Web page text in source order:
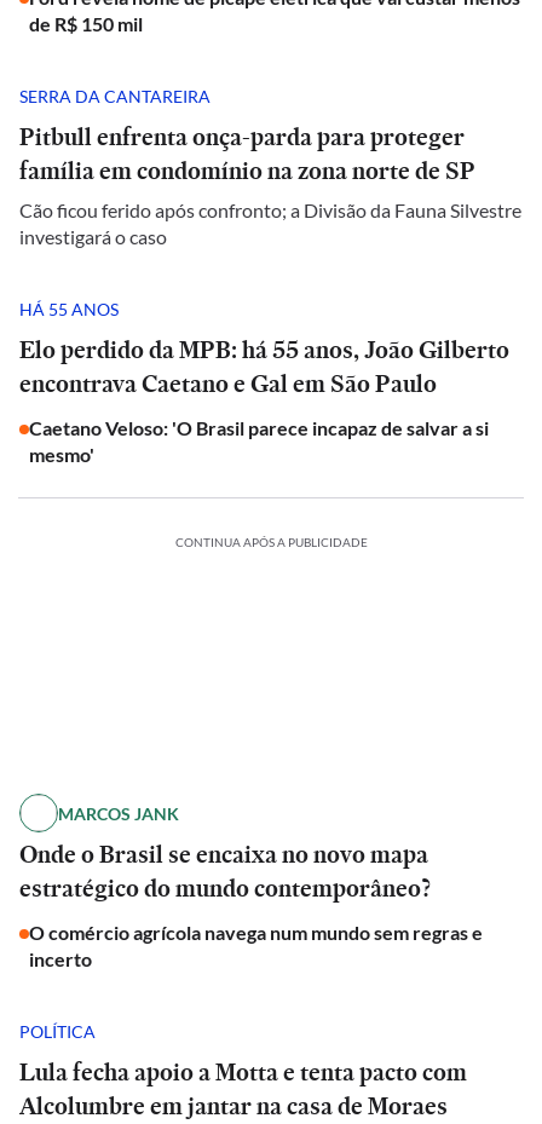
de R$ 150 mil
SERRA DA CANTAREIRA
Pitbull enfrenta onça-parda para proteger
família em condomínio na zona norte de SP
Cão ficou ferido após confronto; a Divisão da Fauna Silvestre
investigará o caso
HÁ 55 ANOS
Elo perdido da MPB: há 55 anos, João Gilberto
encontrava Caetano e Gal em São Paulo
Caetano Veloso: 'O Brasil parece incapaz de salvar a si
mesmo'
CONTINUA APÓS A PUBLICIDADE
MARCOS JANK
Onde o Brasil se encaixa no novo mapa
estratégico do mundo contemporâneo?
O comércio agrícola navega num mundo sem regras e
incerto
POLÍTICA
Lula fecha apoio a Motta e tenta pacto com
Alcolumbre em jantar na casa de Moraes